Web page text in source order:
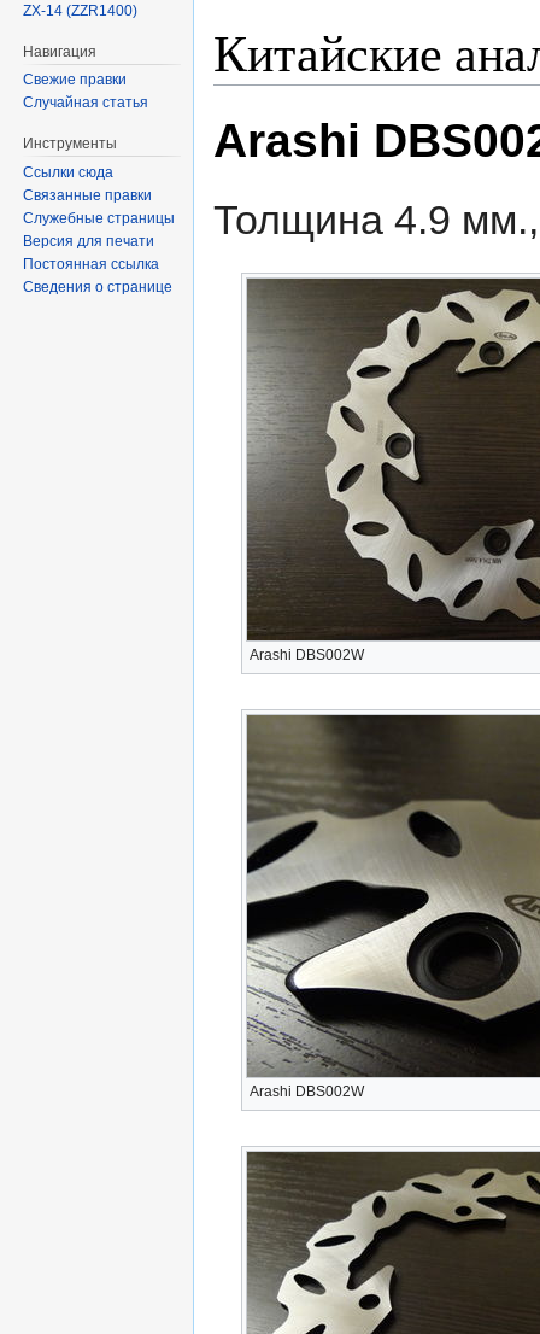
Китайские
Arashi
Толщина 4.9
Arashi DBS002W
Arashi DBS002W
ZX-14 (ZZR1400)
Навигация
Свежие правки
Случайная статья
Инструменты
Ссылки сюда
Связанные правки
Служебные страницы
Версия для печати
Постоянная ссылка
Сведения о странице